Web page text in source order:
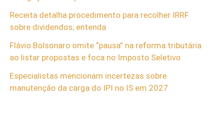
Receita detalha procedimento para recolher IRRF
sobre dividendos; entenda
Flávio Bolsonaro omite “pausa” na reforma tributária
ao listar propostas e foca no Imposto Seletivo
Especialistas mencionam incertezas sobre
manutenção da carga do IPI no IS em 2027